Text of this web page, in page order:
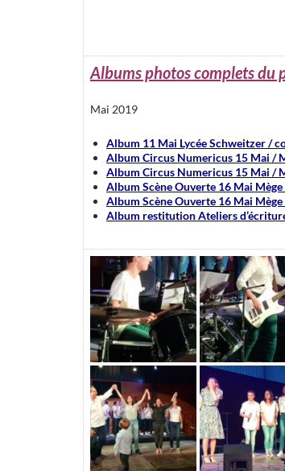
Albums photos complets du
Mai 2019
Album 11 Mai Lycée Schweitzer /
Album Circus Numericus 15 Mai /
Album Circus Numericus 15 Mai /
Album Scène Ouverte 16 Mai
Album Scène Ouverte 16 Mai
Album restitution Ateliers